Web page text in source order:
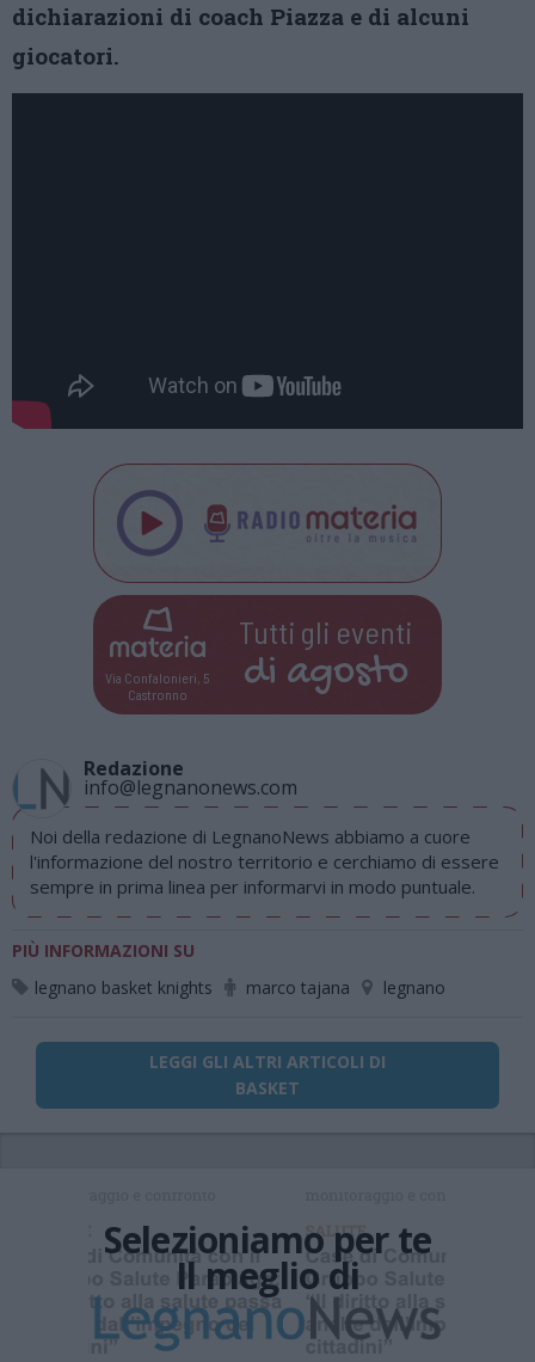
dichiarazioni di coach Piazza e di alcuni
giocatori.
Via Confalonieri, 5
Castronno
Tutti gli eventi
di agosto
Redazione
info@legnanonews.com
Noi della redazione di LegnanoNews abbiamo a cuore
l'informazione del nostro territorio e cerchiamo di essere
sempre in prima linea per informarvi in modo puntuale.
PIÙ INFORMAZIONI SU
legnano basket knights
marco tajana legnano
LEGGI GLI ALTRI ARTICOLI DI
BASKET
Selezioniamo per te
Il meglio di